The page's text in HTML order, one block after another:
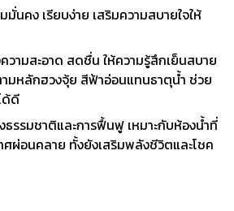
มั่นคง เรียบง่าย เสริมความสบายใจให้
วามสะอาด สดชื่น ให้ความรู้สึกเย็นสบาย
มหลักฮวงจุ้ย สีฟ้าอ่อนแทนธาตุน้ำ ช่วย
ด้ดี
ธรรมชาติและการฟื้นฟู เหมาะกับห้องน้ำที่
ศผ่อนคลาย ทั้งยังเสริมพลังชีวิตและโชค